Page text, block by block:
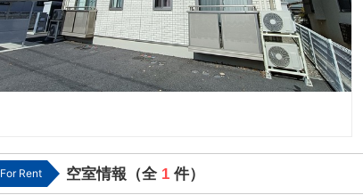
For Rent 空室情報（全 1 件）